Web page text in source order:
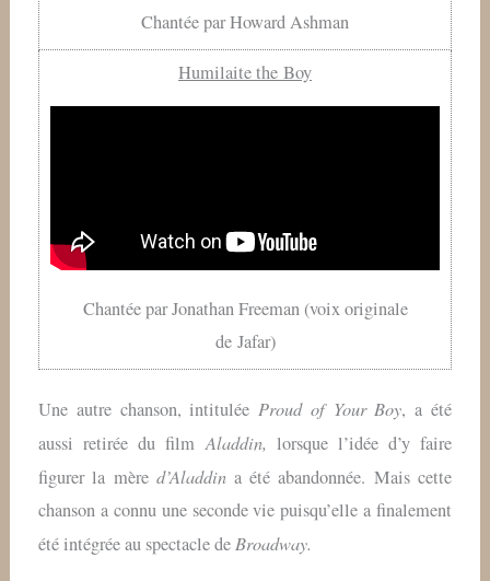
Chantée par Howard Ashman
Humilaite the Boy
Chantée par Jonathan Freeman (voix originale
de Jafar)
Une autre chanson, intituléeProud of Your Boy, a été
aussi retirée du filmAladdin, lorsque l’idée d’y faire
figurer la mère d’Aladdina été abandonnée. Mais cette
chanson a connu une seconde vie puisqu’elle a finalement
été intégrée au spectacle deBroadway.